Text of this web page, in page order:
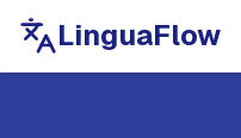
LinguaFlow